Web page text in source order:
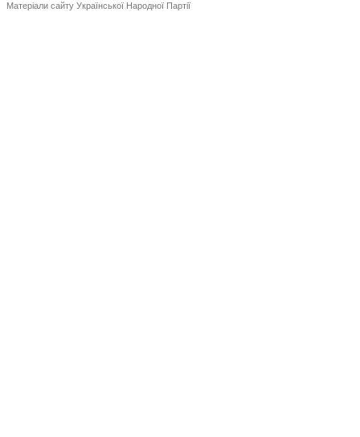
Матеріали сайту Української Народної Партії